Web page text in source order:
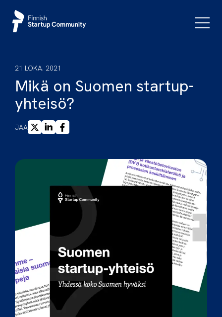
sisältöön
21 LOKA. 2021
Mikä on Suomen startup-
yhteisö?
JAAX LINKEDINFACEBOOK